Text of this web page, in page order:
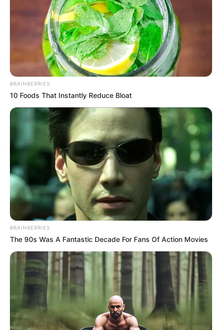
BRAINBERRIES
10 Foods That Instantly Reduce Bloat
BRAINBERRIES
The 90s Was A Fantastic Decade For Fans Of Action Movies